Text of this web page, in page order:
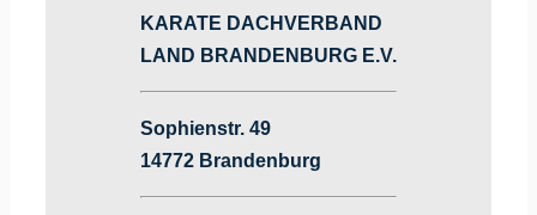
KARATE DACHVERBAND
LAND BRANDENBURG E.V.
Sophienstr. 49
14772 Brandenburg